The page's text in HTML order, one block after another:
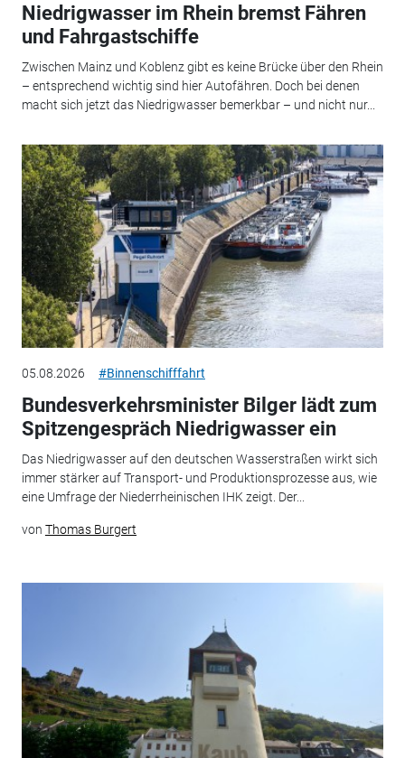
Niedrigwasser im Rhein bremst Fähren
und Fahrgastschiffe
Zwischen Mainz und Koblenz gibt es keine Brücke über den Rhein
– entsprechend wichtig sind hier Autofähren. Doch bei denen
macht sich jetzt das Niedrigwasser bemerkbar – und nicht nur...
05.08.2026 #Binnenschifffahrt
Bundesverkehrsminister Bilger lädt zum
Spitzengespräch Niedrigwasser ein
Das Niedrigwasser auf den deutschen Wasserstraßen wirkt sich
immer stärker auf Transport- und Produktionsprozesse aus, wie
eine Umfrage der Niederrheinischen IHK zeigt. Der...
von Thomas Burgert